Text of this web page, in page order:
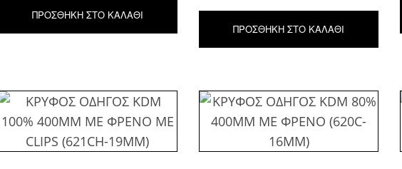
ΠΡΟΣΘΉΚΗ ΣΤΟ ΚΑΛΆΘΙ
ΠΡΟΣΘΉΚΗ ΣΤΟ ΚΑΛΆΘΙ